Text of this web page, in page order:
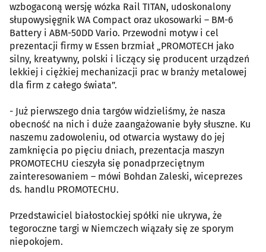
wzbogaconą wersję wózka Rail TITAN, udoskonalony
słupowysięgnik WA Compact oraz ukosowarki – BM-6
Battery i ABM-50DD Vario. Przewodni motyw i cel
prezentacji firmy w Essen brzmiał „PROMOTECH jako
silny, kreatywny, polski i liczący się producent urządzeń
lekkiej i ciężkiej mechanizacji prac w branży metalowej
dla firm z całego świata”.
- Już pierwszego dnia targów widzieliśmy, że nasza
obecność na nich i duże zaangażowanie były słuszne. Ku
naszemu zadowoleniu, od otwarcia wystawy do jej
zamknięcia po pięciu dniach, prezentacja maszyn
PROMOTECHU cieszyła się ponadprzeciętnym
zainteresowaniem – mówi Bohdan Zaleski, wiceprezes
ds. handlu PROMOTECHU.
Przedstawiciel białostockiej spółki nie ukrywa, że
tegoroczne targi w Niemczech wiązały się ze sporym
niepokojem.